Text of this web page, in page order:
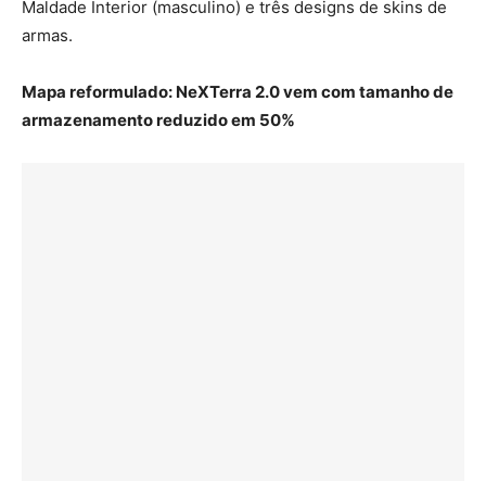
Maldade Interior (masculino) e três designs de skins de
armas.
Mapa reformulado: NeXTerra 2.0 vem com tamanho de
armazenamento reduzido em 50%